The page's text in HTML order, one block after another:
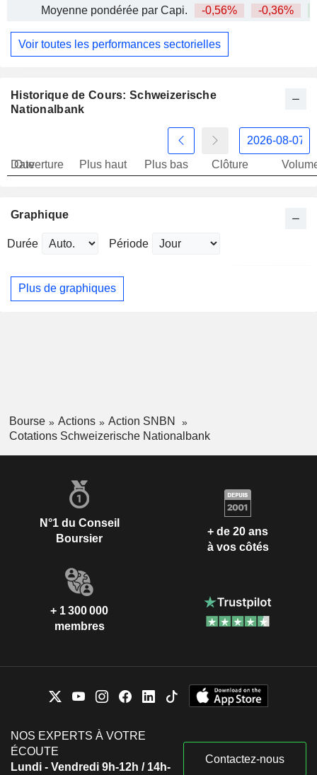
Moyenne pondérée par Capi. -0,56% -0,36%
Voir toutes les performances sectorielles
Historique de Cours: Schweizerische
Nationalbank
Date
Ouverture Plus haut Plus bas Clôture
Graphique
Durée Période
Plus de graphiques
Bourse Actions
Action SNBN
Cotations Schweizerische Nationalbank
N°1 du Conseil
Boursier
+ de 20 ans
à vos côtés
+ 1 300 000
membres
NOS EXPERTS À VOTRE
ÉCOUTE
Lundi - Vendredi 9h-12h / 14h-
Contactez-nous